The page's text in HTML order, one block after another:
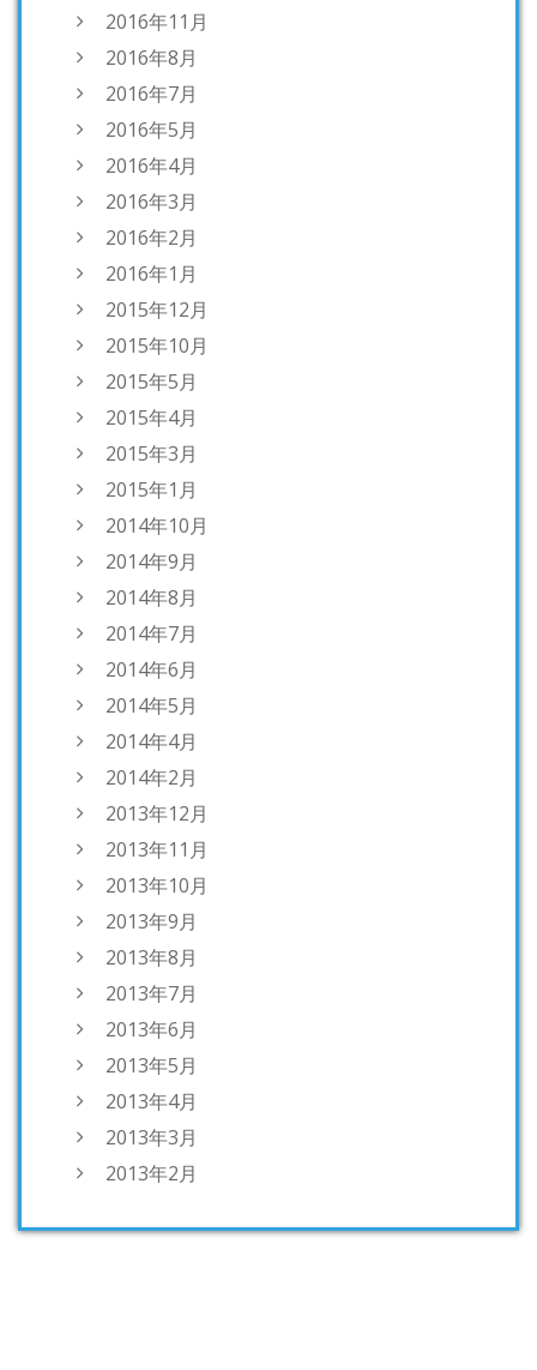
2016年11月
2016年8月
2016年7月
2016年5月
2016年4月
2016年3月
2016年2月
2016年1月
2015年12月
2015年10月
2015年5月
2015年4月
2015年3月
2015年1月
2014年10月
2014年9月
2014年8月
2014年7月
2014年6月
2014年5月
2014年4月
2014年2月
2013年12月
2013年11月
2013年10月
2013年9月
2013年8月
2013年7月
2013年6月
2013年5月
2013年4月
2013年3月
2013年2月